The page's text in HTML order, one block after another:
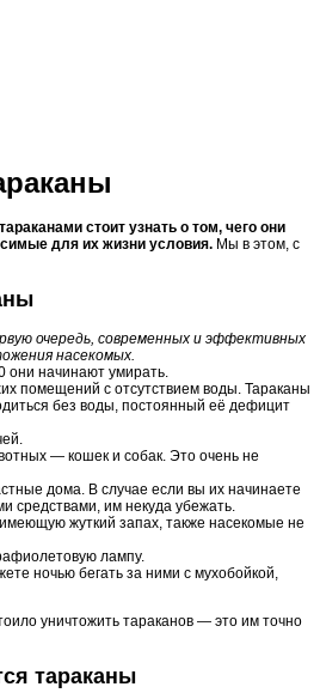
стоит узнать о том, чего они
для их жизни условия. Мы в этом, с
очередь, современных и эффективных
насекомых.
они начинают умирать.
помещений с отсутствием воды. Тараканы
без воды, постоянный её дефицит
— кошек и собак. Это очень не
дома. В случае если вы их начинаете
средствами, им некуда убежать.
жуткий запах, также насекомые не
лампу.
ночью бегать за ними с мухобойкой,
уничтожить тараканов — это им точно
тараканы